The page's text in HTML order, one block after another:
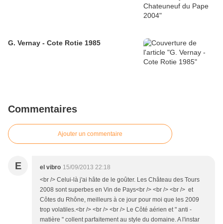
G. Vernay - Cote Rotie 1985
Commentaires
Ajouter un commentaire
E el vibro 15/09/2013 22:18
<br /> Celui-là j'ai hâte de le goûter. Les Château des Tours
2008 sont superbes en Vin de Pays<br /> <br /> <br /> et
Côtes du Rhône, meilleurs à ce jour pour moi que les 2009
trop volatiles.<br /> <br /> <br /> Le Côté aérien et " anti -
matière " collent parfaitement au style du domaine. A l'instar